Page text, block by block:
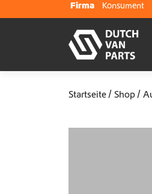
Firma Konsument
Startseite Shop